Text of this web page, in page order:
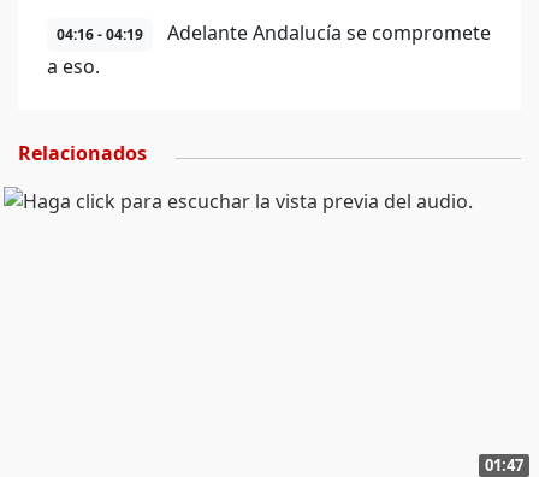
04:16 - 04:19
Adelante Andalucía se compromete
a eso.
Relacionados
01:47